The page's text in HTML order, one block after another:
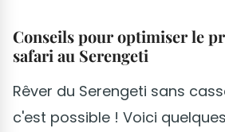
Conseils pour optimiser le
safari au Serengeti
Rêver du Serengeti sans
c'est possible ! Voici